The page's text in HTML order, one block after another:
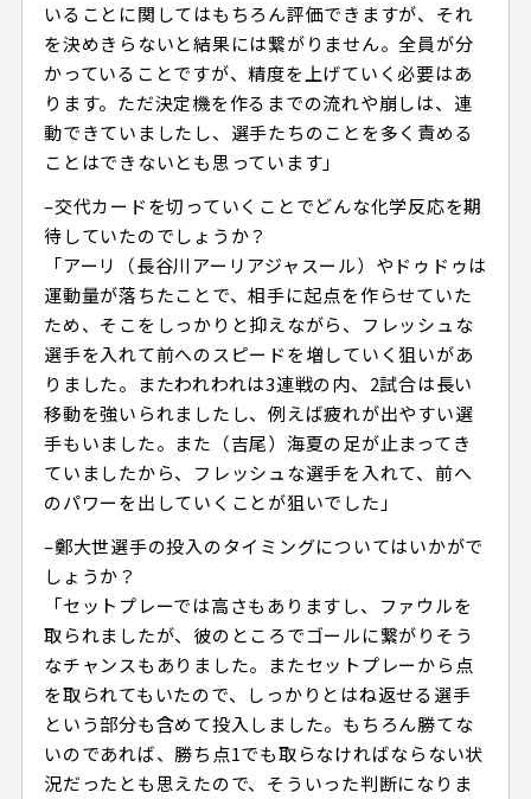
いることに関してはもちろん評価できますが、それ
を決めきらないと結果には繋がりません。全員が分
かっていることですが、精度を上げていく必要はあ
ります。ただ決定機を作るまでの流れや崩しは、連
動できていましたし、選手たちのことを多く責める
ことはできないとも思っています」
–交代カードを切っていくことでどんな化学反応を期
待していたのでしょうか？
「アーリ（長谷川アーリアジャスール）やドゥドゥは
運動量が落ちたことで、相手に起点を作らせていた
ため、そこをしっかりと抑えながら、フレッシュな
選手を入れて前へのスピードを増していく狙いがあ
りました。またわれわれは3連戦の内、2試合は長い
移動を強いられましたし、例えば疲れが出やすい選
手もいました。また（吉尾）海夏の足が止まってき
ていましたから、フレッシュな選手を入れて、前へ
のパワーを出していくことが狙いでした」
–鄭大世選手の投入のタイミングについてはいかがで
しょうか？
「セットプレーでは高さもありますし、ファウルを
取られましたが、彼のところでゴールに繋がりそう
なチャンスもありました。またセットプレーから点
を取られてもいたので、しっかりとはね返せる選手
という部分も含めて投入しました。もちろん勝てな
いのであれば、勝ち点1でも取らなければならない状
況だったとも思えたので、そういった判断になりま